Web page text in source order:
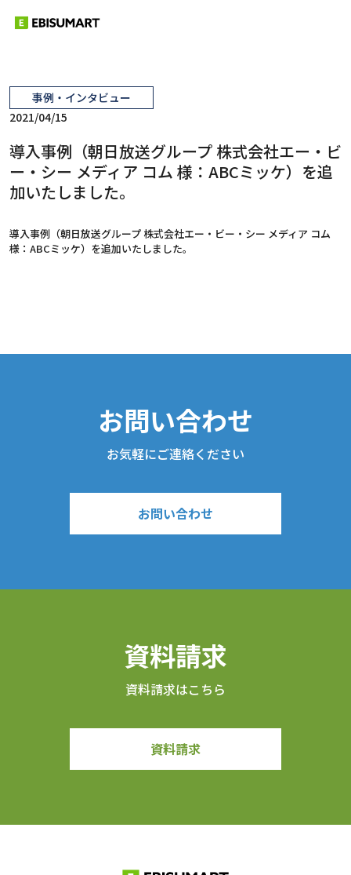
事例・インタビュー
2021/04/15
導入事例（朝日放送グループ 株式会社エー・ビ
ー・シー メディア コム 様：ABCミッケ）を追
加いたしました。
導入事例（朝日放送グループ 株式会社エー・ビー・シー メディア コム
様：ABCミッケ）を追加いたしました。
お問い合わせ
お気軽にご連絡ください
お問い合わせ
資料請求
資料請求はこちら
資料請求